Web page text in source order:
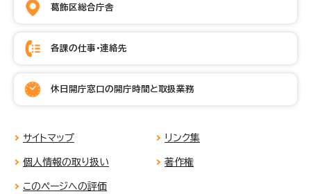
葛飾区総合庁舎
各課の仕事・連絡先
休日開庁窓口の開庁時間と取扱業務
サイトマップ リンク集
個人情報の取り扱い 著作権
このページへの評価